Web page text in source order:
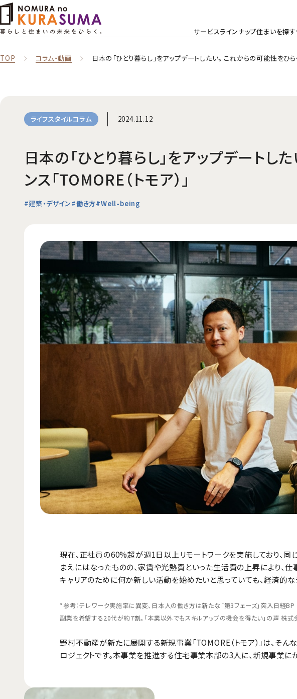
サービスラインナップ住まいを探す
TOP コラム‧動画 日本の「ひとり暮らし」をアップデートしたい。 これからの可能性をひら
ライフスタイルコラム 2024.11.12
日本の「ひとり暮らし」をアップデートし
ンス「TOMORE（トモア）」
#建築・デザイン#働き方#Well-being
現在、正社員の60%超が週1日以上リモートワークを実施しており、
まえにはなったものの、家賃や光熱費といった生活費の上昇により、
キャリアのために何か新しい活動を始めたいと思っていても、経済的
*参考：テレワーク実施率に異変、日本人の働き方は新たな「第3フェーズ」突入日経
副業を希望する20代が約7割。「本業以外でもスキルアップの機会を得たい」の声 株
野村不動産が新たに展開する新規事業「TOMORE（トモア）」は、そ
ロジェクトです。本事業を推進する住宅事業本部の3人に、新規事業に